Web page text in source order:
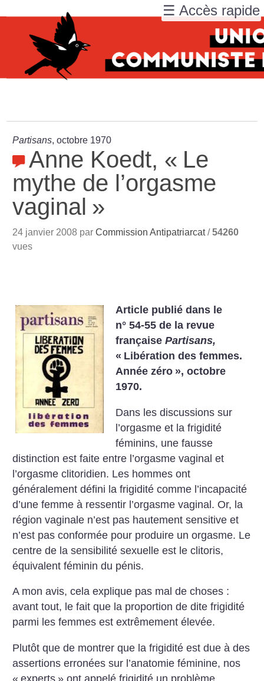
Partisans, octobre 1970
Anne Koedt, « Le
mythe de l’orgasme
vaginal »
24 janvier 2008 parCommission Antipatriarcat/54260
vues
Article publié dans le
n° 54-55 de la revue
françaisePartisans,
« Libération des femmes.
Année zéro », octobre
1970.
Dans les discussions sur
l’orgasme et la frigidité
féminins, une fausse
distinction est faite entre l’orgasme vaginal et
l’orgasme clitoridien. Les hommes ont
généralement défini la frigidité comme l’incapacité
d’une femme à ressentir l’orgasme vaginal. Or, la
région vaginale n’est pas hautement sensitive et
n’est pas conformée pour produire un orgasme. Le
centre de la sensibilité sexuelle est le clitoris,
équivalent féminin du pénis.
A mon avis, cela explique pas mal de choses :
avant tout, le fait que la proportion de dite frigidité
parmi les femmes est extrêmement élevée.
Plutôt que de montrer que la frigidité est due à des
assertions erronées sur l’anatomie féminine, nos
« experts » ont appelé frigidité un problème
☰ Accès rapide